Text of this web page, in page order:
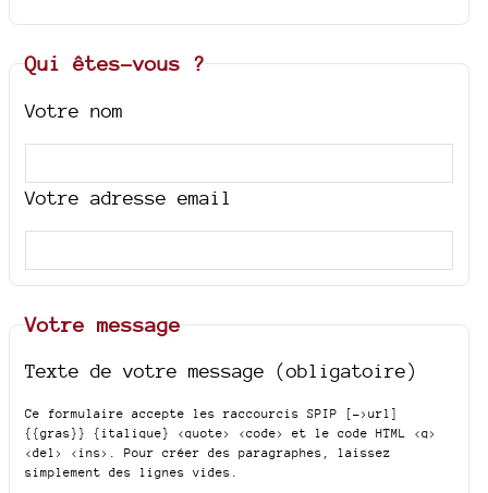
Qui êtes-vous ?
Votre nom
Votre adresse email
Votre message
Texte de votre message (obligatoire)
Ce formulaire accepte les raccourcis SPIP
[->url]
{{gras}} {italique} <quote> <code>
et le code HTML <q>
<del> <ins> . Pour créer des paragraphes, laissez
simplement des lignes vides.